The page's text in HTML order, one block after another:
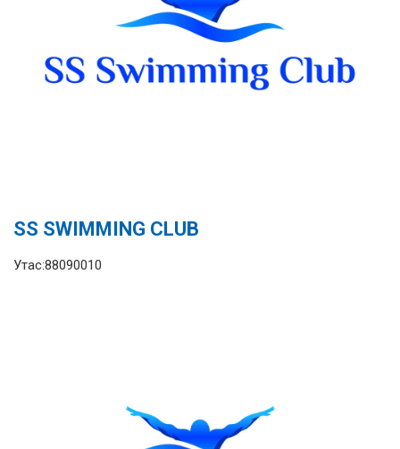
SS SWIMMING CLUB
Утас:88090010